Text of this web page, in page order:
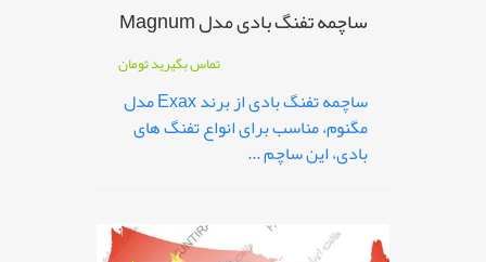
ساچمه تفنگ بادی مدل Magnum
تماس بگیریدتومان
ساچمه تفنگ بادی از برند Exax مدل
مگنوم، مناسب برای انواع تفنگ های
بادی، این ساچم ...